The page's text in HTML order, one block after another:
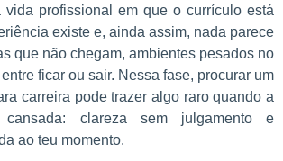
vida profissional em que o currículo está
existe e, ainda assim, nada parece
que não chegam, ambientes pesados no
ficar ou sair. Nessa fase, procurar um
carreira pode trazer algo raro quando a
clareza sem julgamento e
ao teu momento.